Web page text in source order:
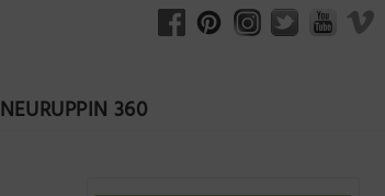
NEURUPPIN 360